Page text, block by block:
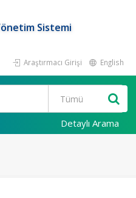
Sistemi
Araştırmacı Girişi English
Detaylı Arama